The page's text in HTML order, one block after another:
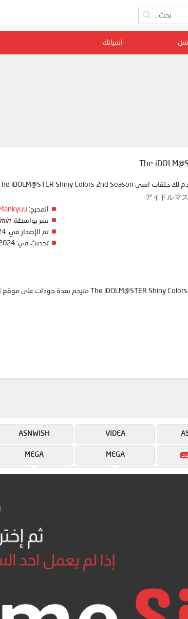
انمياتك
The
アイドルマ
المخرج: Mankyuu
نشر بواسطة:
تم الإصدار في:
تحديث في:
MP4UPLOAD
MEGA
MP4UPLOAD
MEGA
VIDEA
ASNWISH